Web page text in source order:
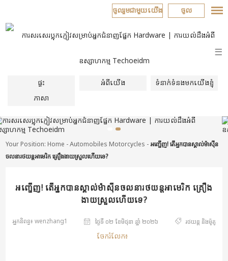
ចូល
ចូលរួមជាមួយយើង
ផ្ទះ អំពីយើង
ទំនាក់ទំនងមកយើងខ្ញុំ
ភាសា
Your Position: Home -Automobiles Motorcycles - អញ្ចើញ! តើអ្នកបានស្គាល់ម៉ាស៊ីន
ចលនារថយន្តអាមេរិក គ្រឿងងាយស្រួលហើយទេ?
អញ្ចើញ! តើអ្នកបានស្គាល់ម៉ាស៊ីនចលនារថយន្តអាមេរិក គ្រឿង
ងាយស្រួលហើយទេ?
អ្នកនិពន្ធ៖ wenzhang1 ថ្ងៃទី ០២ ខែមិថុនា ឆ្នាំ ២០២៦ រថយន្ត និងម៉ូតូ
ចែករំលែក៖